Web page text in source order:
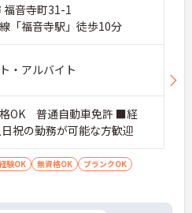
福音寺町31-1
「福音寺駅」徒歩10分
・アルバイト
OK 普通自動車免許 ■経
祝の勤務が可能な方歓迎
験OK 無資格OK
ブランクOK